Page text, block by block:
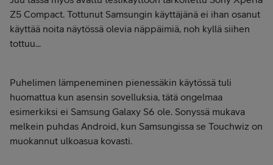
Z5 Compact. Tottunut Samsungin käyttäjänä ei ihan osanut
käyttää noita näytössä olevia näppäimiä, noh kyllä siihen
tottuu...
Puhelimen lämpeneminen pienessäkin käytössä tuli
huomattua kun asensin sovelluksia, tätä ongelmaa
esimerkiksi ei Samsung Galaxy S6 ole. Sonyssä mukava
melkein puhdas Android, kun Samsungissa se Touchwiz on
muokannut ulkoasua kovasti.